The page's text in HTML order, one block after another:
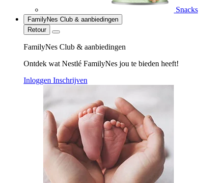
Snacks
FamilyNes Club & aanbiedingen
Retour
FamilyNes Club & aanbiedingen
Ontdek wat Nestlé FamilyNes jou te bieden heeft!
Inloggen Inschrijven